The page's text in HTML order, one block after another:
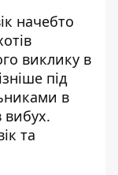
начебто
виклику в
під
в
вибух.
та